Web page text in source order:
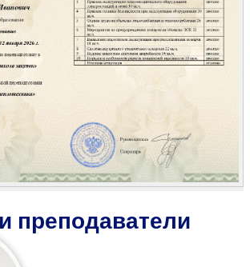
преподаватели